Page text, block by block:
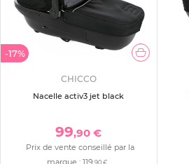
-17%
CHICCO
Nacelle activ3 jet black
99,90 €
Prix de vente conseillé par la
marque : 119 ,90 €